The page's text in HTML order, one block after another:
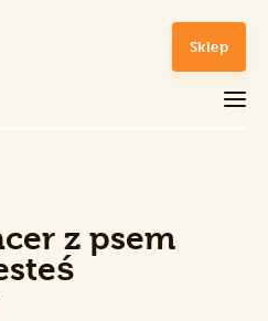
Sklep
sprawia, że
serwis dla psiarzy!
z psem